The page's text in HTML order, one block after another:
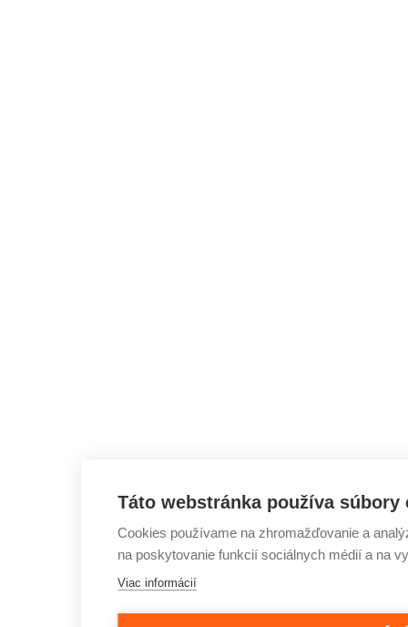
Táto webstránka používa súbory
Cookies používame na zhromažďovanie a
na poskytovanie funkcií sociálnych médií a na
Viac informácií